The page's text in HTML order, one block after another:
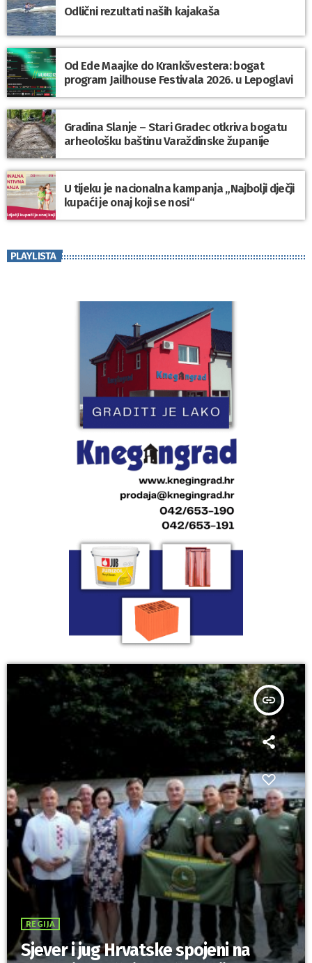
Odlični rezultati naših kajakaša
Od Ede Maajke do Krankšvestera: bogat
program Jailhouse Festivala 2026. u Lepoglavi
Gradina Slanje – Stari Gradec otkriva bogatu
arheološku baštinu Varaždinske županije
U tijeku je nacionalna kampanja „Najbolji dječji
kupaći je onaj koji se nosi“
PLAYLISTA
insert_link
REGIJA
Sjever i jug Hrvatske spojeni na